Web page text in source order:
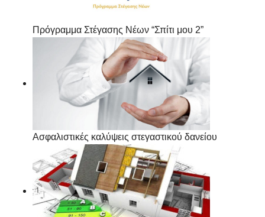
Πρόγραμμα Στέγασης Νέων “Σπίτι μου 2”
Ασφαλιστικές καλύψεις στεγαστικού δανείου